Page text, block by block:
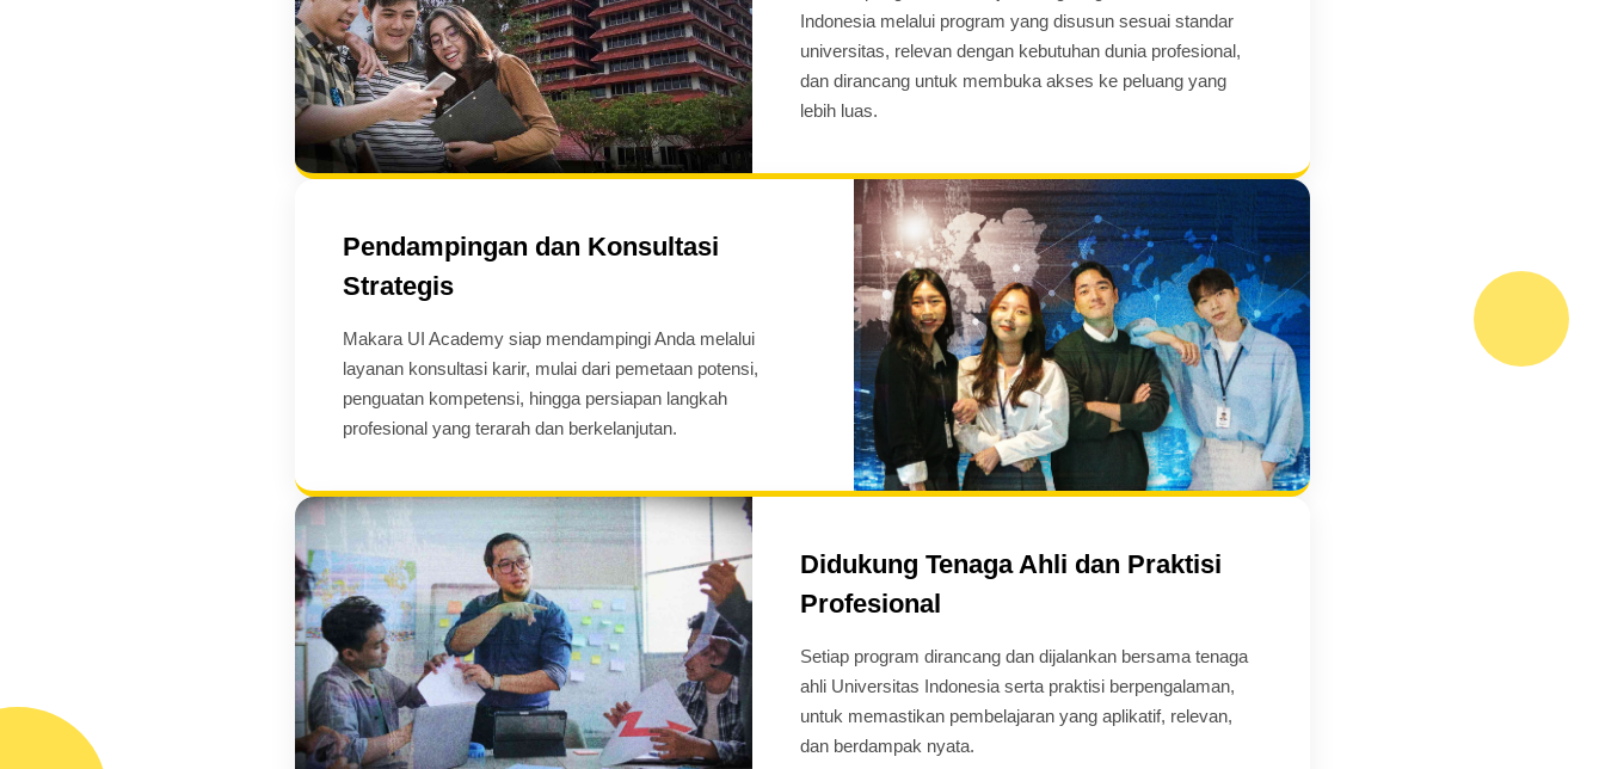
Indonesia melalui program yang disusun sesuai standar
universitas, relevan dengan kebutuhan dunia profesional,
dan dirancang untuk membuka akses ke peluang yang
lebih luas.
Pendampingan dan Konsultasi
Strategis
Makara UI Academy siap mendampingi Anda melalui
layanan konsultasi karir, mulai dari pemetaan potensi,
penguatan kompetensi, hingga persiapan langkah
profesional yang terarah dan berkelanjutan.
Didukung Tenaga Ahli dan Praktisi
Profesional
Setiap program dirancang dan dijalankan bersama tenaga
ahli Universitas Indonesia serta praktisi berpengalaman,
untuk memastikan pembelajaran yang aplikatif, relevan,
dan berdampak nyata.